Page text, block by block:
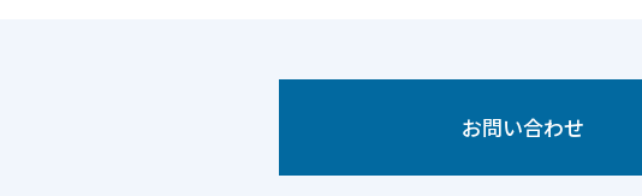
お問い合わせ